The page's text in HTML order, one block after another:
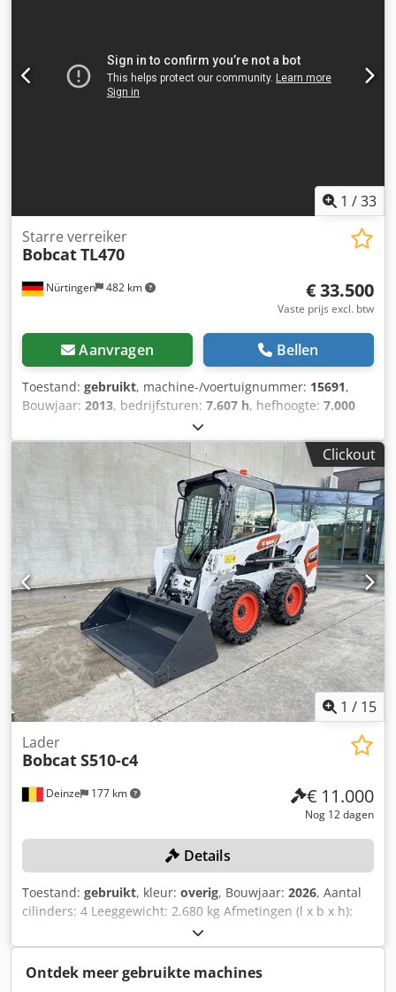
1 /33
Nürtingen 482 km
Starre verreiker
BobcatTL470
€ 33.500
Vaste prijs excl. btw
Aanvragen Bellen
Toestand: gebruikt, machine-/voertuignummer: 15691,
Bouwjaar: 2013, bedrijfsturen: 7.607 h, hefhoogte: 7.000
, motortype: Diesel, fabrikant: Bobcat Chodpfx Aiow R
Av Ijksa
Clickout
1 / 15
Deinze 177 km
Lader
BobcatS510-c4
€ 11.000
Nog 12 dagen
Details
Toestand: gebruikt, kleur: overig, Bouwjaar: 2026, Aantal
cilinders: 4 Leeggewicht: 2.680 kg Afmetingen (l x b x h):
337 x 172 x 197 cm Snelwisselsysteem: Ja Eigen gewicht:
2680 kg Csdpfx Aiezrv Uloksha Transportafmetingen: 3378
x 1727 x 1972 mm Motormerk en -type: Kubota V2403
Vermogen: 36,5 kW / 48,9 pk Cilinders: 4 Bandenmaat:
Ontdek meer gebruikte machines